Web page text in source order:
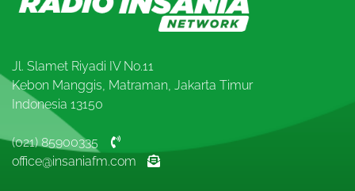
Jl. Slamet Riyadi IV No.11
Kebon Manggis, Matraman, Jakarta Timur
Indonesia 13150
(021) 85900335
office@insaniafm.com